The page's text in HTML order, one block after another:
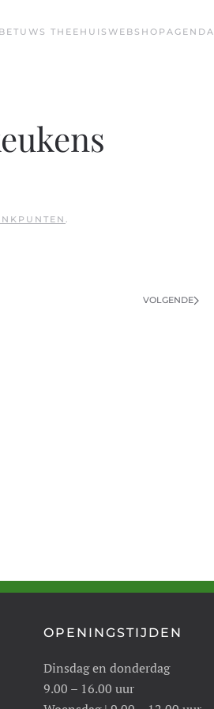
BETUWS THEEHUIS WEBSHOP AGENDA
.
VOLGENDE
OPENINGSTIJDEN
Dinsdag en donderdag
9.00 – 16.00 uur